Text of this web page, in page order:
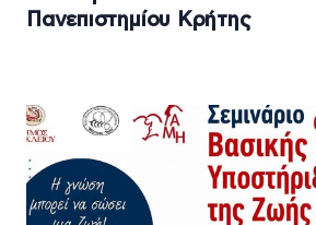
Πανεπιστημίου Κρήτης